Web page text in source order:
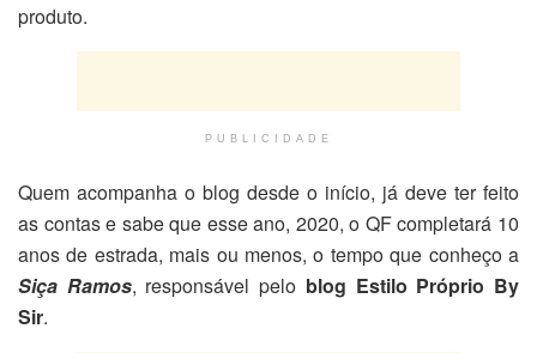
produto.
PUBLICIDADE
Quem acompanha o blog desde o início, já deve ter feito
as contas e sabe que esse ano, 2020, o QF completará 10
anos de estrada, mais ou menos, o tempo que conheço a
Siça Ramos, responsável pelo blog Estilo Próprio By
Sir.